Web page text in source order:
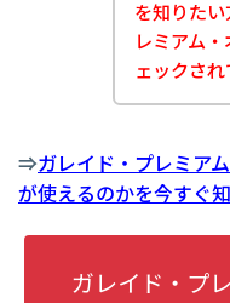
を知りた
レミアム
ェックさ
⇒ガレイド・プレミア
が使えるのかを今すぐ
ガレイド・プ